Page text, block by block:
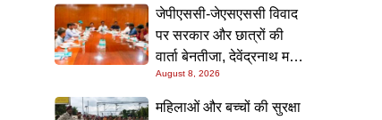
अम्बेडकरवादी पार्टी’
जेपीएससी-जेएसएससी विवाद
पर सरकार और छात्रों की
वार्ता बेनतीजा, देवेंद्रनाथ महतो
की भूख हड़ताल और छात्रों का
धरना जारी
August 8, 2026
महिलाओं और बच्चों की सुरक्षा